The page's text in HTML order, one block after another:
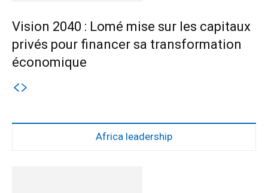
Vision 2040 : Lomé mise sur les capitaux
privés pour financer sa transformation
économique
Africa leadership